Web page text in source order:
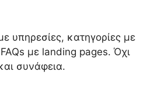
υπηρεσίες, κατηγορίες με
με landing pages. Όχι
συνάφεια.